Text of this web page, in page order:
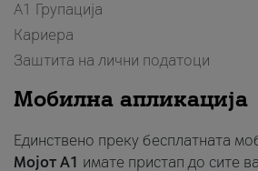
А1 Групација
Кариера
Заштита на лични податоци
Мобилна апликација
Единствено преку бесплатната
Мојот A1 имате пристап до сите